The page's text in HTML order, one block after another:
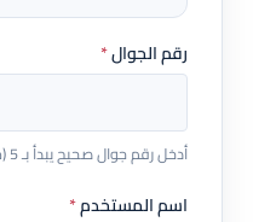
رقم الجوال*
أدخل رقم جوال صحيح يبدأ بـ 5 (مثال: 5XXXXXXXX)
اسم المستخدم*